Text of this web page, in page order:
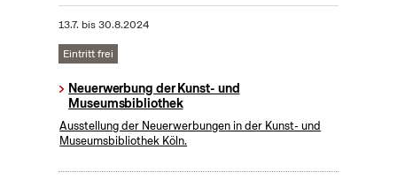
13.7. bis30.8.2024
Eintritt frei
Neuerwerbung der Kunst- und
Museumsbibliothek
Ausstellung der Neuerwerbungen in der Kunst- und
Museumsbibliothek Köln.